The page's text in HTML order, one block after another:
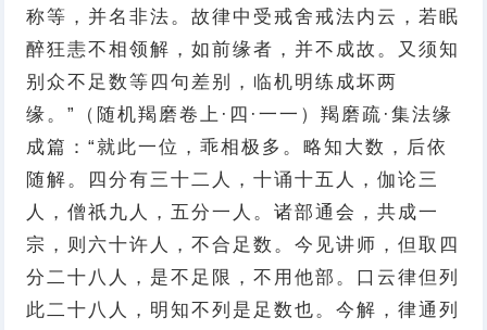
称等，并名非法。故律中受戒舍戒法内云，若眠
醉狂恚不相领解，如前缘者，并不成故。又须知
别众不足数等四句差别，临机明练成坏两
缘。”（随机羯磨卷上·四·一一）羯磨疏·集法缘
成篇：“就此一位，乖相极多。略知大数，后依
随解。四分有三十二人，十诵十五人，伽论三
人，僧祇九人，五分一人。诸部通会，共成一
宗，则六十许人，不合足数。今见讲师，但取四
分二十八人，是不足限，不用他部。口云律但列
此二十八人，明知不列是足数也。今解，律通列